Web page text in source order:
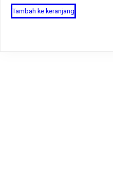
Tambah ke keranjang